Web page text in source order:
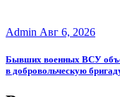
Admin Авг 6, 2026
Бывших военных ВСУ
в добровольческую